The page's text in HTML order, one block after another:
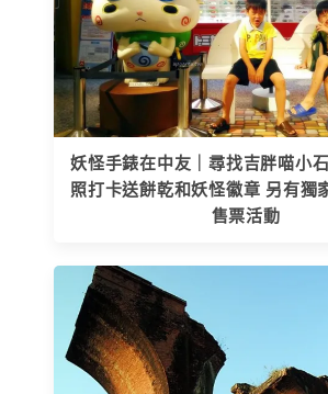
妖怪手錶在中友｜尋找吉胖喵小
照打卡送餅乾和妖怪徽章 另有獨
售票活動